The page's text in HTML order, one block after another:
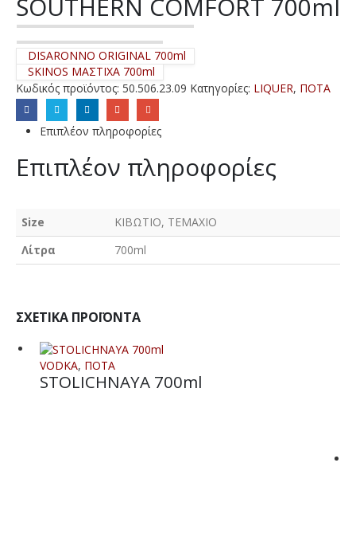
SOUTHERN COMFORT 700ml
DISARONNO ORIGINAL 700ml
SKINOS ΜΑΣΤΙΧΑ 700ml
Κωδικός προϊόντος: 50.506.23.09 Κατηγορίες: LIQUER, ΠΟΤΑ
Επιπλέον πληροφορίες
Επιπλέον πληροφορίες
Size
ΚΙΒΩΤΙΟ, ΤΕΜΑΧΙΟ
Λίτρα
700ml
ΣΧΕΤΙΚΆ ΠΡΟΪΌΝΤΑ
VODKA, ΠΟΤΑ
STOLICHNAYA 700ml